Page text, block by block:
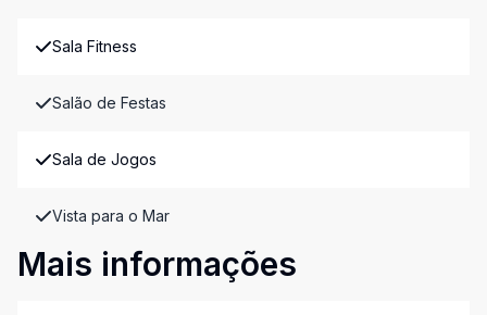
Sala Fitness
Salão de Festas
Sala de Jogos
Vista para o Mar
Mais informações